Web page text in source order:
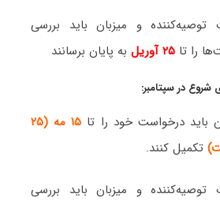
توصیه‌کننده و میزبان باید بررسی
را تا ۲۵ آوریل به پایان برسانند
باید درخواست خود را تا ۱۵ مه
(۲۵
تکمیل کنند.
توصیه‌کننده و میزبان باید بررسی